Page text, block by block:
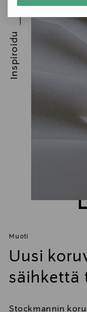
Muoti
Uusi
säihkettä
Stockmannin
Inspiroidu